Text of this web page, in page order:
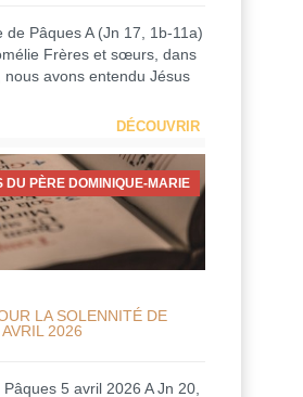
de Pâques A (Jn 17, 1b-11a)
Frères et sœurs, dans
nous avons entendu Jésus
DÉCOUVRIR
DU PÈRE DOMINIQUE-MARIE
LA SOLENNITÉ DE
2026
5 avril 2026 A Jn 20,